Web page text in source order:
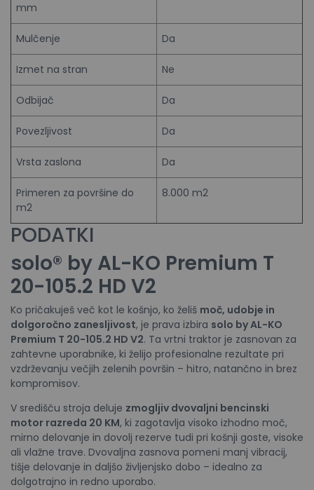
mm
Mulčenje Da
Izmet na stran Ne
Odbijač Da
Povezljivost Da
Vrsta zaslona Da
Primeren za površine do
m2
8.000 m2
PODATKI
solo® by AL-KO Premium T
20-105.2 HD V2
Ko pričakuješ več kot le košnjo, ko želiš moč, udobje in
dolgoročno zanesljivost, je prava izbira solo by AL-KO
Premium T 20-105.2 HD V2. Ta vrtni traktor je zasnovan za
zahtevne uporabnike, ki želijo profesionalne rezultate pri
vzdrževanju večjih zelenih površin – hitro, natančno in brez
kompromisov.
V središču stroja deluje zmogljiv dvovaljni bencinski
motor razreda 20 KM, ki zagotavlja visoko izhodno moč,
mirno delovanje in dovolj rezerve tudi pri košnji goste, visoke
ali vlažne trave. Dvovaljna zasnova pomeni manj vibracij,
tišje delovanje in daljšo življenjsko dobo – idealno za
dolgotrajno in redno uporabo.